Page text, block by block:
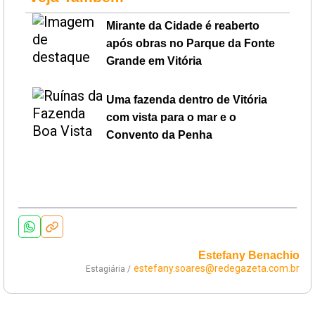
Mirante da Cidade é reaberto
após obras no Parque da Fonte
Grande em Vitória
Uma fazenda dentro de Vitória
com vista para o mar e o
Convento da Penha
Estefany Benachio
Estagiária / estefany.soares@redegazeta.com.br